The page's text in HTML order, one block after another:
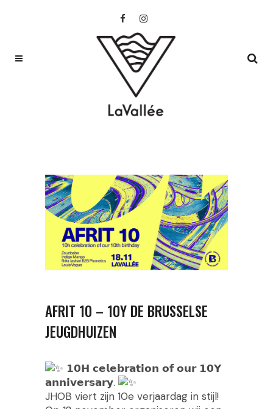
AFRIT 10 – 10Y DE BRUSSELSE
JEUGDHUIZEN
𝟭𝟬𝗛 𝗰𝗲𝗹𝗲𝗯𝗿𝗮𝘁𝗶𝗼𝗻 𝗼𝗳 𝗼𝘂𝗿 𝟭𝟬𝗬
𝗮𝗻𝗻𝗶𝘃𝗲𝗿𝘀𝗮𝗿𝘆.
JHOB viert zijn 10e verjaardag in stijl!